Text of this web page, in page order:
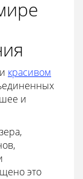
красивом
и
это